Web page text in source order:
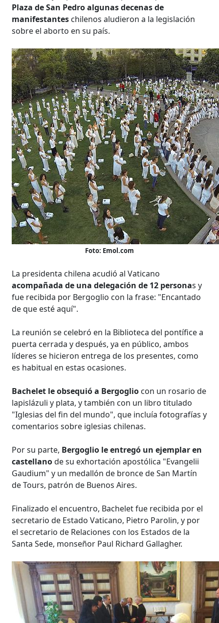
Plaza de San Pedro algunas decenas de
manifestantes chilenos aludieron a la legislación
sobre el aborto en su país.
Foto: Emol.com
La presidenta chilena acudió al Vaticano
acompañada de una delegación de 12 personas y
fue recibida por Bergoglio con la frase: "Encantado
de que esté aquí".
La reunión se celebró en la Biblioteca del pontífice a
puerta cerrada y después, ya en público, ambos
líderes se hicieron entrega de los presentes, como
es habitual en estas ocasiones.
Bachelet le obsequió a Bergoglio con un rosario de
lapislázuli y plata, y también con un libro titulado
"Iglesias del fin del mundo", que incluía fotografías y
comentarios sobre iglesias chilenas.
Por su parte, Bergoglio le entregó un ejemplar en
castellanode su exhortación apostólica "Evangelii
Gaudium" y un medallón de bronce de San Martín
de Tours, patrón de Buenos Aires.
Finalizado el encuentro, Bachelet fue recibida por el
secretario de Estado Vaticano, Pietro Parolin, y por
el secretario de Relaciones con los Estados de la
Santa Sede, monseñor Paul Richard Gallagher.